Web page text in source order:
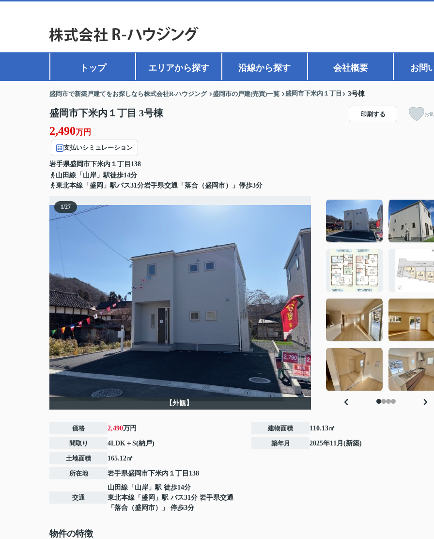
トップ エリアから探す 沿線から探す 会社概要 お問
盛岡市で新築戸建てをお探しなら株式会社R-ハウジング 盛岡市の戸建(売買)一覧 盛岡市下米内１丁目 3号棟
盛岡市下米内１丁目 3号棟
2,490万円
支払いシミュレーション
岩手県盛岡市下米内 １丁目138
山田線「山岸」駅徒歩14分
東北本線「盛岡」駅バス31分岩手県交通「落合（盛岡市）」停歩3分
印刷する お
1/27
【外観】
価格 2,490万円
間取り 4LDK＋S(納戸)
土地面積 165.12㎡
所在地 岩手県盛岡市下米内 １丁目138
交通
山田線 「 山岸 」駅 徒歩14分
東北本線 「 盛岡 」駅 バス31分 岩手県交通
「落合（盛岡市）」 停歩3分
建物面積 110.13㎡
築年月 2025年11月(新築)
物件の特徴